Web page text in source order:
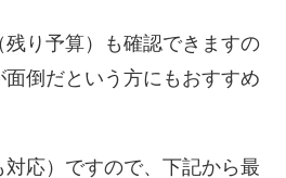
り予算）も確認できますの
倒だという方にもおすすめ
応）ですので、下記から最